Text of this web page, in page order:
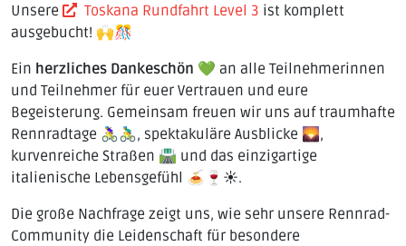
Unsere Toskana Rundfahrt Level 3 ist komplett
ausgebucht! 🙌🎊
Ein herzliches Dankeschön 💚 an alle Teilnehmerinnen
und Teilnehmer für euer Vertrauen und eure
Begeisterung. Gemeinsam freuen wir uns auf traumhafte
Rennradtage 🚴‍♀️🚴‍♂️, spektakuläre Ausblicke 🌄,
kurvenreiche Straßen 🛣️ und das einzigartige
italienische Lebensgefühl 🍝🍷☀️.
Die große Nachfrage zeigt uns, wie sehr unsere Rennrad-
Community die Leidenschaft für besondere